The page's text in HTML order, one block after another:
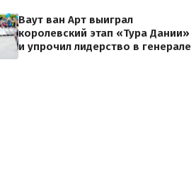
Ваут ван Арт выиграл
королевский этап «Тура Дании»
и упрочил лидерство в генерале